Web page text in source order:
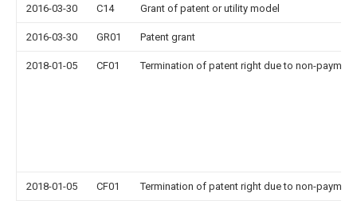
2016-03-30 C14 Grant of patent or utility model
2016-03-30 GR01 Patent grant
2018-01-05 CF01 Termination of patent right due to non-
2018-01-05 CF01 Termination of patent right due to non-